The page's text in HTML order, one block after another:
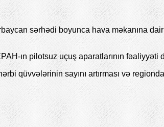
sərhədi boyunca hava məkanına
ın pilotsuz uçuş aparatlarının
qüvvələrinin sayını artırması və